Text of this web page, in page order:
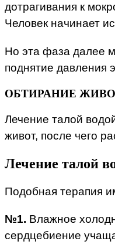
дотрагивания к
Человек начинает
Но эта фаза далее
поднятие давления
ОБТИРАНИЕ
Лечение талой
живот, после чего
Лечение талой
Подобная терапия
№1. Влажное
сердцебиение